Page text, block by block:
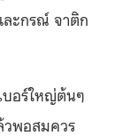
ละกรณ์ จาติก
บอร์ใหญ่ต้นๆ
วพอสมควร